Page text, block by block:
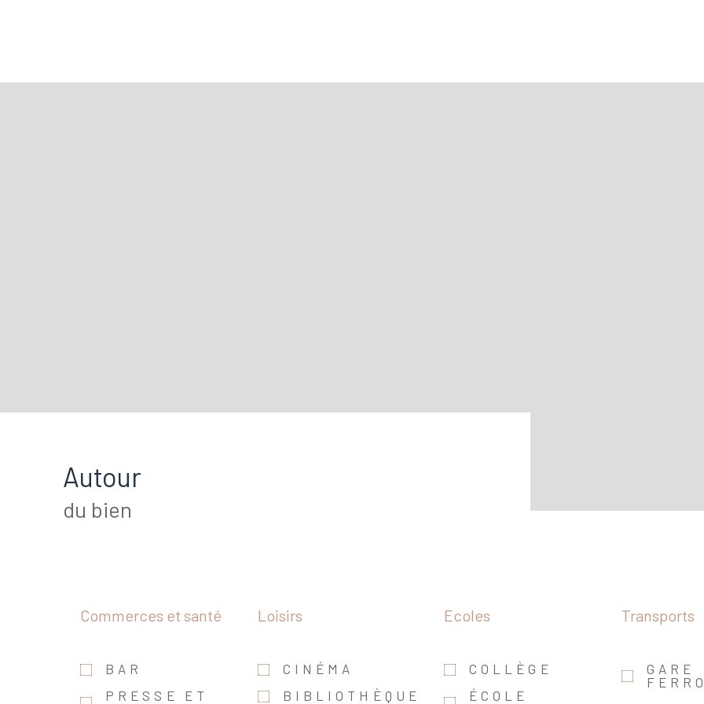
Autour
du bien
Commerces et santé
BAR
PRESSE ET
Loisirs
CINÉMA
BIBLIOTHÈQUE
Ecoles
COLLÈGE
ÉCOLE
Transports
GARE